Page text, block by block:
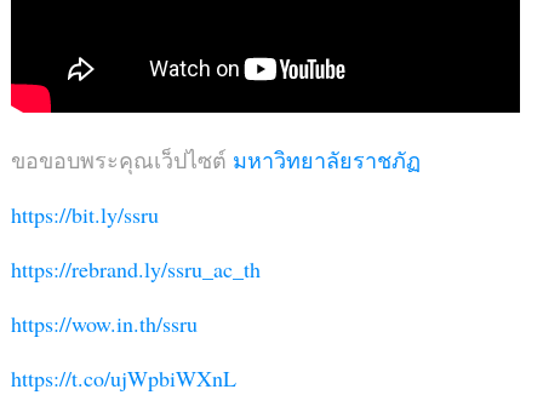
ขอขอบพระคุณเว็ปไซต์ มหาวิทยาลัยราชภัฏ
https://bit.ly/ssru
https://rebrand.ly/ssru_ac_th
https://wow.in.th/ssru
https://t.co/ujWpbiWXnL